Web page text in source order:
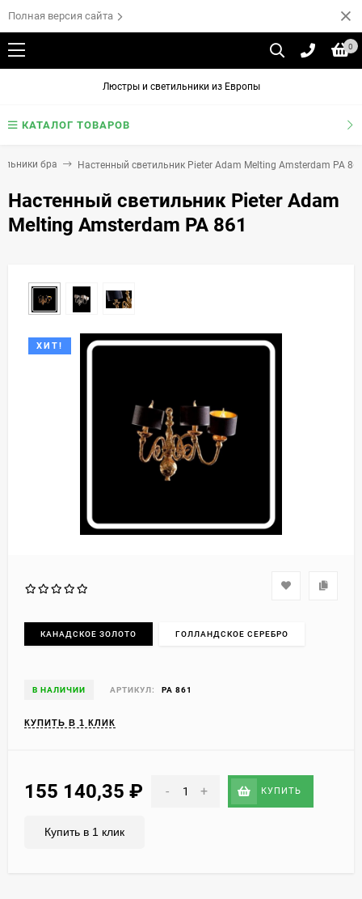
Полная версия сайта
0
Люстры и светильники из Европы
КАТАЛОГ ТОВАРОВ
бра Настенный светильник Pieter Adam Melting Amsterdam PA
Настенный светильник Pieter Adam
Melting Amsterdam PA 861
ХИТ!
КАНАДСКОЕ ЗОЛОТО ГОЛЛАНДСКОЕ СЕРЕБРО
В НАЛИЧИИ АРТИКУЛ: PA 861
КУПИТЬ В 1 КЛИК
155 140,35 ₽ - + КУПИТЬ
Купить в 1 клик